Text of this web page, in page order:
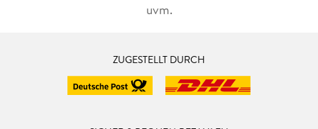
uvm.
ZUGESTELLT DURCH